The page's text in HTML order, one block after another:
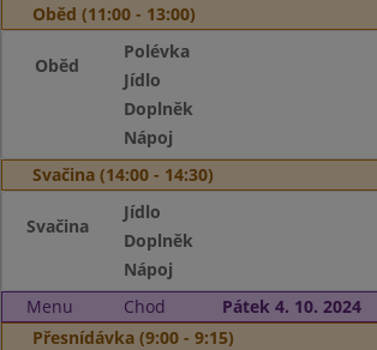
Oběd (11:00 - 13:00)
Oběd
Polévka
Jídlo
Doplněk
Nápoj
Svačina (14:00 - 14:30)
Svačina
Jídlo
Doplněk
Nápoj
Menu
Chod
Pátek 4. 10. 2024
Přesnídávka (9:00 - 9:15)